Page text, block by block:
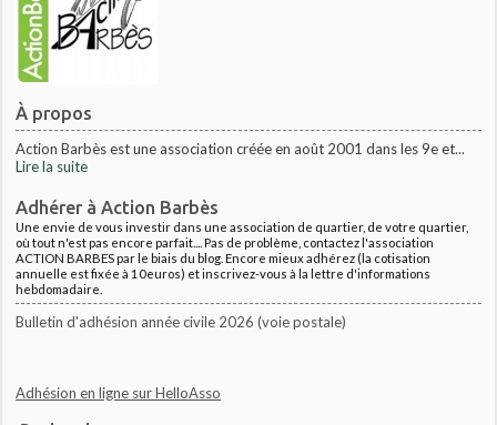
À propos
Action Barbès est une association créée en août 2001 dans les 9e et...
Lire la suite
Adhérer à Action Barbès
Une envie de vous investir dans une association de quartier, de votre quartier,
où tout n'est pas encore parfait.... Pas de problème, contactez l'association
ACTION BARBES par le biais du blog. Encore mieux adhérez (la cotisation
annuelle est fixée à 10euros) et inscrivez-vous à la lettre d'informations
hebdomadaire.
Bulletin d'adhésion année civile 2026 (voie postale)
Adhésion en ligne sur HelloAsso